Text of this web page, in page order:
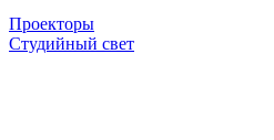
Проекторы
Студийный свет